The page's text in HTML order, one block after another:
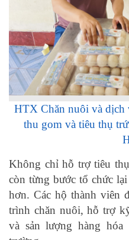
HTX Chăn nuôi và
thu gom và tiêu thụ
Không chỉ hỗ trợ tiêu
còn từng bước tổ chức
hơn. Các hộ thành viên
trình chăn nuôi, hỗ trợ
và sản lượng hàng